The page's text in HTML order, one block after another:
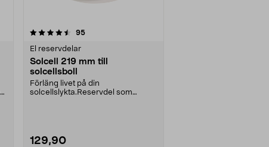
95recensioner
El reservdelar
Solcell 219 mm till
solcellsboll
Förläng livet på din
solcellslykta.Reservdel som
129,90